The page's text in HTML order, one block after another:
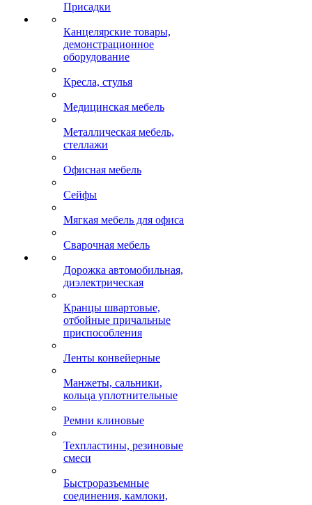
Присадки
Канцелярские товары,
демонстрационное
оборудование
Кресла, стулья
Медицинская мебель
Металлическая мебель,
стеллажи
Офисная мебель
Сейфы
Мягкая мебель для офиса
Сварочная мебель
Дорожка автомобильная,
диэлектрическая
Кранцы швартовые,
отбойные причальные
приспособления
Ленты конвейерные
Манжеты, сальники,
кольца уплотнительные
Ремни клиновые
Техпластины, резиновые
смеси
Быстроразъемные
соединения, камлоки,